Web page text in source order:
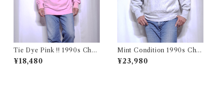
Tie Dye Pink !! 1990s Cha
mpion Reverse Weave USA
/ チャンピオン リバースウィ
¥18,480
Mint Condition 1990s Cha
mpion Reverse Weave Size
L / チャンピオン リバースウ
¥23,980